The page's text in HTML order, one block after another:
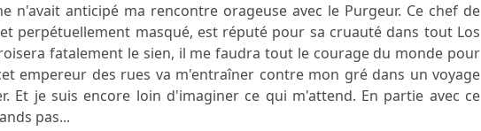
n'avait anticipé ma rencontre orageuse avec le Purgeur. Ce chef de
perpétuellement masqué, est réputé pour sa cruauté dans tout Los
fatalement le sien, il me faudra tout le courage du monde pour
empereur des rues va m'entraîner contre mon gré dans un voyage
Et je suis encore loin d'imaginer ce qui m'attend. En partie avec ce
pas...